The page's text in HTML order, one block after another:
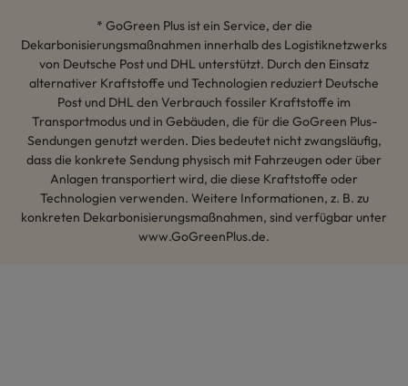
* GoGreen Plus ist ein Service, der die
Dekarbonisierungsmaßnahmen innerhalb des Logistiknetzwerks
von Deutsche Post und DHL unterstützt. Durch den Einsatz
alternativer Kraftstoffe und Technologien reduziert Deutsche
Post und DHL den Verbrauch fossiler Kraftstoffe im
Transportmodus und in Gebäuden, die für die GoGreen Plus-
Sendungen genutzt werden. Dies bedeutet nicht zwangsläufig,
dass die konkrete Sendung physisch mit Fahrzeugen oder über
Anlagen transportiert wird, die diese Kraftstoffe oder
Technologien verwenden. Weitere Informationen, z. B. zu
konkreten Dekarbonisierungsmaßnahmen, sind verfügbar unter
www.GoGreenPlus.de.